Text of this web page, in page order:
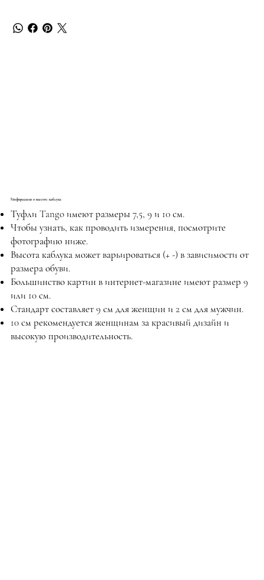
Информация о высоте каблука
Туфли Tango имеют размеры 7,5, 9 и 10 см.
Чтобы узнать, как проводить измерения, посмотрите
фотографию ниже.
Высота каблука может варьироваться (+ -) в зависимости от
размера обуви.
Большинство картин в интернет-магазине имеют размер 9
или 10 см.
Стандарт составляет 9 см для женщин и 2 см для мужчин.
10 см рекомендуется женщинам за красивый дизайн и
высокую производительность.